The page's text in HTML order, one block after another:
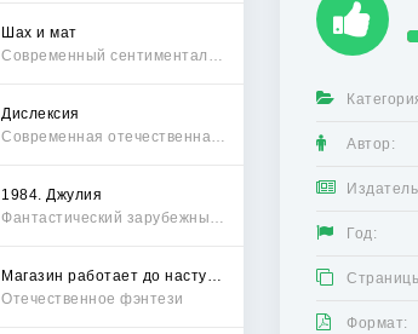
Шах и мат
Дислексия
1984. Джулия
Отечественное фэнтези
Автор:
Год:
Формат: